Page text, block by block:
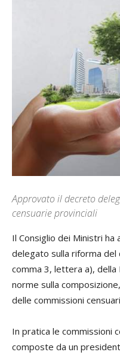
Approvato il decreto
censuarie provinciali
Il Consiglio dei Ministri
delegato sulla riforma del
comma 3, lettera a),
norme sulla
delle commissioni
In pratica le commissioni
composte da un